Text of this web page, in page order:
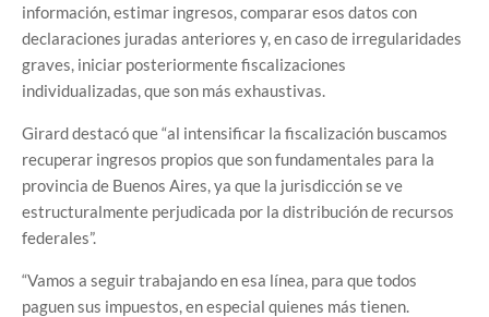
información, estimar ingresos, comparar esos datos con
declaraciones juradas anteriores y, en caso de irregularidades
graves, iniciar posteriormente fiscalizaciones
individualizadas, que son más exhaustivas.
Girard destacó que “al intensificar la fiscalización buscamos
recuperar ingresos propios que son fundamentales para la
provincia de Buenos Aires, ya que la jurisdicción se ve
estructuralmente perjudicada por la distribución de recursos
federales”.
“Vamos a seguir trabajando en esa línea, para que todos
paguen sus impuestos, en especial quienes más tienen.